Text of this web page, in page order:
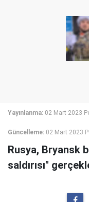
Yayınlanma: 02 Mart 2023
Güncelleme: 02 Mart 2023
Rusya, Bryansk
saldırısı"